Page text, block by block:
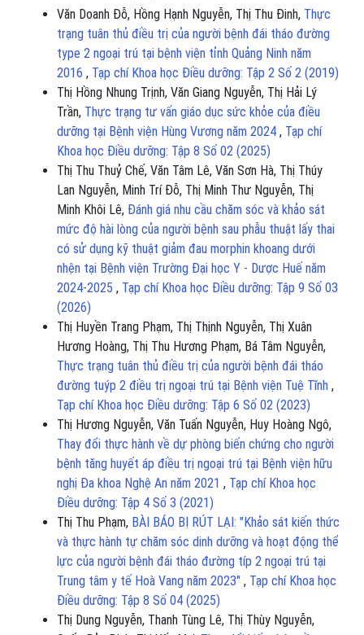
Văn Doanh Đỗ, Hồng Hạnh Nguyễn, Thị Thu Đinh, Thực
trạng tuân thủ điều trị của người bệnh đái tháo đường
type 2 ngoại trú tại bệnh viện tỉnh Quảng Ninh năm
2016 , Tạp chí Khoa học Điều dưỡng: Tập 2 Số 2 (2019)
Thị Hồng Nhung Trịnh, Văn Giang Nguyễn, Thị Hải Lý
Trần, Thực trạng tư vấn giáo dục sức khỏe của điều
dưỡng tại Bệnh viện Hùng Vương năm 2024 , Tạp chí
Khoa học Điều dưỡng: Tập 8 Số 02 (2025)
Thị Thu Thuỷ Chế, Văn Tâm Lê, Văn Sơn Hà, Thị Thúy
Lan Nguyễn, Minh Trí Đỗ, Thị Minh Thư Nguyễn, Thị
Minh Khôi Lê, Đánh giá nhu cầu chăm sóc và khảo sát
mức độ hài lòng của người bệnh sau phẫu thuật lấy thai
có sử dụng kỹ thuật giảm đau morphin khoang dưới
nhện tại Bệnh viện Trường Đại học Y - Dược Huế năm
2024-2025 , Tạp chí Khoa học Điều dưỡng: Tập 9 Số 03
(2026)
Thị Huyền Trang Phạm, Thị Thịnh Nguyễn, Thị Xuân
Hương Hoàng, Thị Thu Hương Phạm, Bá Tâm Nguyễn,
Thực trạng tuân thủ điều trị của người bệnh đái tháo
đường tuýp 2 điều trị ngoại trú tại Bệnh viện Tuệ Tĩnh ,
Tạp chí Khoa học Điều dưỡng: Tập 6 Số 02 (2023)
Thị Hương Nguyễn, Văn Tuấn Nguyễn, Huy Hoàng Ngô,
Thay đổi thực hành về dự phòng biến chứng cho người
bệnh tăng huyết áp điều trị ngoại trú tại Bệnh viện hữu
nghị Đa khoa Nghệ An năm 2021 , Tạp chí Khoa học
Điều dưỡng: Tập 4 Số 3 (2021)
Thị Thu Phạm, BÀI BÁO BỊ RÚT LẠI: "Khảo sát kiến thức
và thực hành tự chăm sóc dinh dưỡng và hoạt động thể
lực của người bệnh đái tháo đường típ 2 ngoại trú tại
Trung tâm y tế Hoà Vang năm 2023" , Tạp chí Khoa học
Điều dưỡng: Tập 8 Số 04 (2025)
Thị Dung Nguyễn, Thanh Tùng Lê, Thị Thùy Nguyễn,